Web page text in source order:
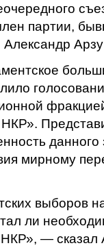
партии,
данного
мирному
выборов
ли
— сказал